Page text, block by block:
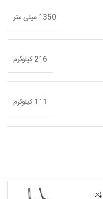
1350 میلی متر
216 کیلوگرم
111 کیلوگرم